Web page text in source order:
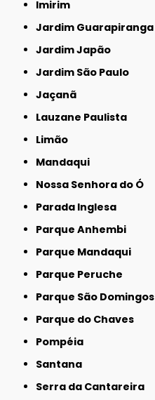
Imirim
Jardim Guarapiranga
Jardim Japão
Jardim São Paulo
Jaçanã
Lauzane Paulista
Limão
Mandaqui
Nossa Senhora do Ó
Parada Inglesa
Parque Anhembi
Parque Mandaqui
Parque Peruche
Parque São Domingos
Parque do Chaves
Pompéia
Santana
Serra da Cantareira